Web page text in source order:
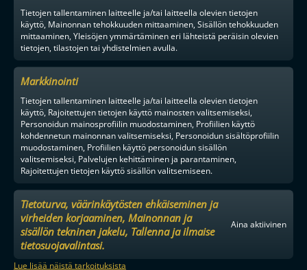
Tietojen tallentaminen laitteelle ja/tai laitteella olevien tietojen
käyttö, Mainonnan tehokkuuden mittaaminen, Sisällön tehokkuuden
mittaaminen, Yleisöjen ymmärtäminen eri lähteistä peräisin olevien
tietojen, tilastojen tai yhdistelmien avulla.
Markkinointi
Tietojen tallentaminen laitteelle ja/tai laitteella olevien tietojen
käyttö, Rajoitettujen tietojen käyttö mainosten valitsemiseksi,
Personoidun mainosprofiilin muodostaminen, Profiilien käyttö
kohdennetun mainonnan valitsemiseksi, Personoidun sisältöprofiilin
muodostaminen, Profiilien käyttö personoidun sisällön
valitsemiseksi, Palvelujen kehittäminen ja parantaminen,
Rajoitettujen tietojen käyttö sisällön valitsemiseen.
Tietoturva, väärinkäytösten ehkäiseminen ja
virheiden korjaaminen, Mainonnan ja
sisällön tekninen jakelu, Tallenna ja ilmaise
tietosuojavalintasi.
Aina aktiivinen
Lue lisää näistä tarkoituksista